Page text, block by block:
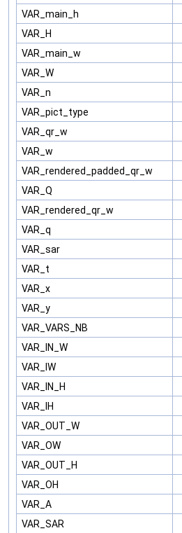
VAR_main_h
VAR_H
VAR_main_w
VAR_W
VAR_n
VAR_pict_type
VAR_qr_w
VAR_w
VAR_rendered_padded_qr_w
VAR_Q
VAR_rendered_qr_w
VAR_q
VAR_sar
VAR_t
VAR_x
VAR_y
VAR_VARS_NB
VAR_IN_W
VAR_IW
VAR_IN_H
VAR_IH
VAR_OUT_W
VAR_OW
VAR_OUT_H
VAR_OH
VAR_A
VAR_SAR